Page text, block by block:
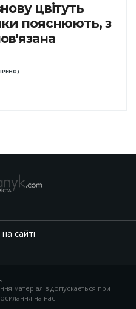
цвітуть
пояснюють, з
сайті
,
матеріалів допускається при
на нас.